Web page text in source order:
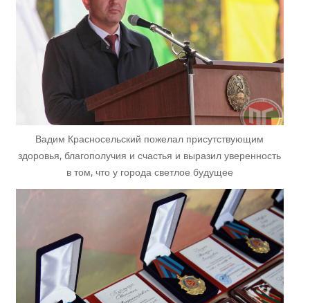
Вадим Красносельский пожелал присутствующим
здоровья, благополучия и счастья и выразил уверенность
в том, что у города светлое будущее